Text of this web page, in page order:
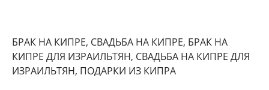
БРАК НА КИПРЕ, СВАДЬБА НА КИПРЕ, БРАК НА
КИПРЕ ДЛЯ ИЗРАИЛЬТЯН, СВАДЬБА НА КИПРЕ ДЛЯ
ИЗРАИЛЬТЯН, ПОДАРКИ ИЗ КИПРА